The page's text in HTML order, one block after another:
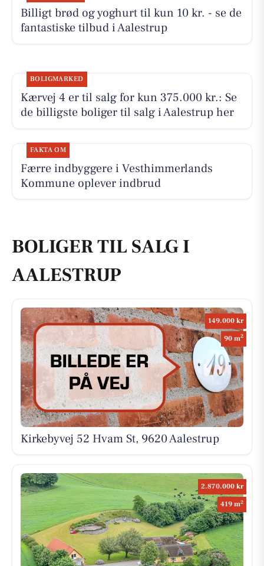
Billigt brød og yoghurt til kun 10 kr. - se de
fantastiske tilbud i Aalestrup
BOLIGMARKED
Kærvej 4 er til salg for kun 375.000 kr.: Se
de billigste boliger til salg i Aalestrup her
FAKTA OM
Færre indbyggere i Vesthimmerlands
Kommune oplever indbrud
BOLIGER TIL SALG I
AALESTRUP
149.000 kr
90 m2
Kirkebyvej 52 Hvam St, 9620 Aalestrup
2.870.000 kr
419 m2